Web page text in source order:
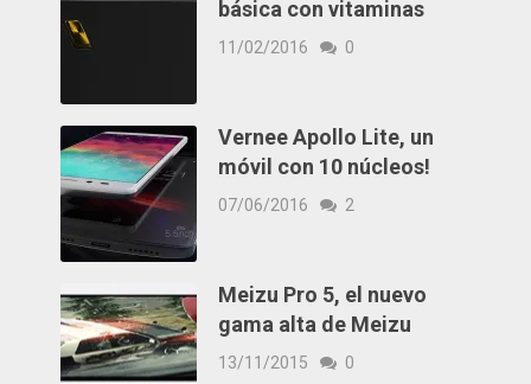
básica con vitaminas
11/02/2016 0
Vernee Apollo Lite, un
móvil con 10 núcleos!
07/06/2016 2
Meizu Pro 5, el nuevo
gama alta de Meizu
13/11/2015 0